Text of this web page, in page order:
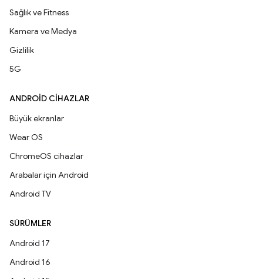
Sağlık ve Fitness
Kamera ve Medya
Gizlilik
5G
ANDROID CIHAZLAR
Büyük ekranlar
Wear OS
ChromeOS cihazlar
Arabalar için Android
Android TV
SÜRÜMLER
Android 17
Android 16